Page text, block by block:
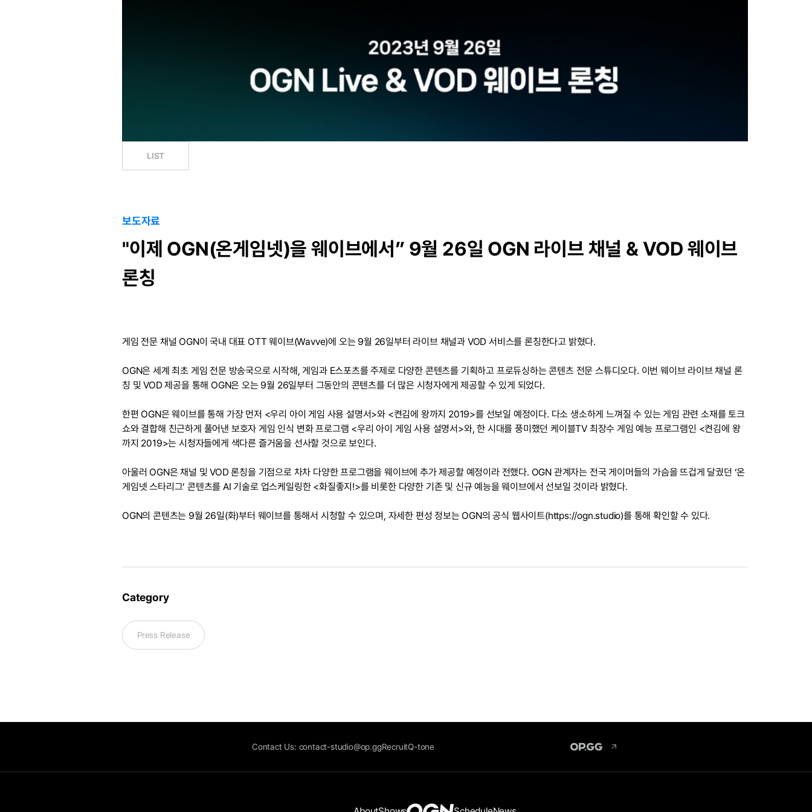
LIST
보도자료
"이제 OGN(온게임넷)을 웨이브에서” 9월 26일 OGN 라이브 채널 & VOD 웨이브
론칭
게임 전문 채널 OGN이 국내 대표 OTT 웨이브(Wavve)에 오는 9월 26일부터 라이브 채널과 VOD 서비스를 론칭한다고 밝혔다.
OGN은 세계 최초 게임 전문 방송국으로 시작해, 게임과 E스포츠를 주제로 다양한 콘텐츠를 기획하고 프로듀싱하는 콘텐츠 전문 스튜디오다. 이번 웨이브 라이브 채널 론
칭 및 VOD 제공을 통해 OGN은 오는 9월 26일부터 그동안의 콘텐츠를 더 많은 시청자에게 제공할 수 있게 되었다.
한편 OGN은 웨이브를 통해 가장 먼저 <우리 아이 게임 사용 설명서>와 <켠김에 왕까지 2019>를 선보일 예정이다. 다소 생소하게 느껴질 수 있는 게임 관련 소재를 토크
쇼와 결합해 친근하게 풀어낸 보호자 게임 인식 변화 프로그램 <우리 아이 게임 사용 설명서>와, 한 시대를 풍미했던 케이블TV 최장수 게임 예능 프로그램인 <켠김에 왕
까지 2019>는 시청자들에게 색다른 즐거움을 선사할 것으로 보인다.
아울러 OGN은 채널 및 VOD 론칭을 기점으로 차차 다양한 프로그램을 웨이브에 추가 제공할 예정이라 전했다. OGN 관계자는 전국 게이머들의 가슴을 뜨겁게 달궜던 ‘온
게임넷 스타리그’ 콘텐츠를 AI 기술로 업스케일링한 <화질좋지!>를 비롯한 다양한 기존 및 신규 예능을 웨이브에서 선보일 것이라 밝혔다.
OGN의 콘텐츠는 9월 26일(화)부터 웨이브를 통해서 시청할 수 있으며, 자세한 편성 정보는 OGN의 공식 웹사이트(https://ogn.studio)를 통해 확인할 수 있다.
Category
Press Release
Contact Us: contact-studio@op.ggRecruitQ-tone